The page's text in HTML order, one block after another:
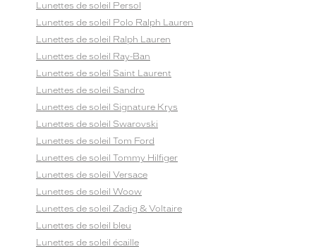
Lunettes de soleil Persol
Lunettes de soleil Polo Ralph Lauren
Lunettes de soleil Ralph Lauren
Lunettes de soleil Ray-Ban
Lunettes de soleil Saint Laurent
Lunettes de soleil Sandro
Lunettes de soleil Signature Krys
Lunettes de soleil Swarovski
Lunettes de soleil Tom Ford
Lunettes de soleil Tommy Hilfiger
Lunettes de soleil Versace
Lunettes de soleil Woow
Lunettes de soleil Zadig & Voltaire
Lunettes de soleil bleu
Lunettes de soleil écaille